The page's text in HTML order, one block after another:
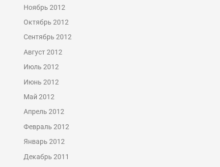
Ноябрь 2012
Октябрь 2012
Сентябрь 2012
Август 2012
Июль 2012
Июнь 2012
Май 2012
Апрель 2012
Февраль 2012
Январь 2012
Декабрь 2011